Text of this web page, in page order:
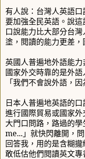
有人說：台灣人英語
要加強全民英語。說
口說能力比大部分台
塗，閱讀的能力更差，
英國人普遍地外語能
國家外交時靠的是外
「我們不會說外語，
日本人普遍地英語的
進行國際貿易或國家
大門口問路，路過的
me... 」就快閃離開，
回答我，用的是含糊
敢低估他們閱讀英文